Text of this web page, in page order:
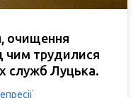
очищення
чим трудилися
служб Луцька.